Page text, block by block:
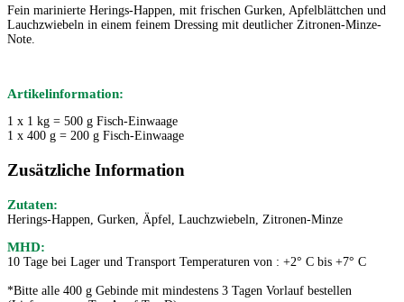
Fein marinierte Herings-Happen, mit frischen Gurken, Apfelblättchen und
Lauchzwiebeln in einem feinem Dressing mit deutlicher Zitronen-Minze-
Note.
Artikelinformation:
1 x 1 kg = 500 g Fisch-Einwaage
1 x 400 g = 200 g Fisch-Einwaage
Zusätzliche Information
Zutaten:
Herings-Happen, Gurken, Äpfel, Lauchzwiebeln, Zitronen-Minze
MHD:
10 Tage bei Lager und Transport Temperaturen von : +2° C bis +7° C
*Bitte alle 400 g Gebinde mit mindestens 3 Tagen Vorlauf bestellen